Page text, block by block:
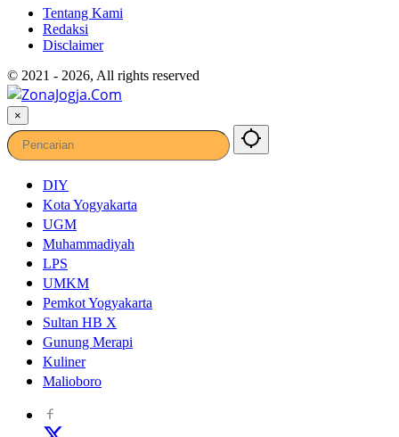
Tentang Kami
Redaksi
Disclaimer
© 2021 - 2026, All rights reserved
×
DIY
Kota Yogyakarta
UGM
Muhammadiyah
LPS
UMKM
Pemkot Yogyakarta
Sultan HB X
Gunung Merapi
Kuliner
Malioboro